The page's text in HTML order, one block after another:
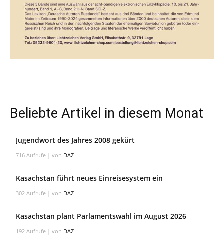
Beliebte Artikel in diesem Monat
Jugendwort des Jahres 2008 gekürt
716 Aufrufe | von DAZ
Kasachstan führt neues Einreisesystem ein
302 Aufrufe | von DAZ
Kasachstan plant Parlamentswahl im August 2026
192 Aufrufe | von DAZ